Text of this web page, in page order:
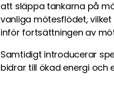
att släppa tankarna på
vanliga mötesflödet,
inför fortsättningen av
Samtidigt introducerar
bidrar till ökad energi och